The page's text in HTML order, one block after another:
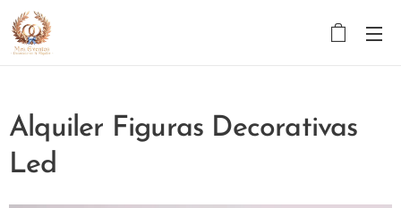
Alquiler Figuras Decorativas
Led